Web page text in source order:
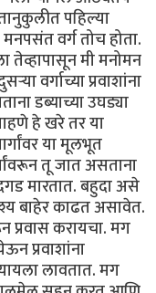
पहिल्या
वर्ग तोच होता.
तेव्हापासून मी मनोमन
वर्गाच्या प्रवाशांना
डब्याच्या उघड्या
हे खरे तर या
या मूलभूत
तू जात असताना
मारतात. बहुदा असे
बाहेर काढत असावेत.
प्रवास करायचा. मग
प्रवाशांना
लावतात. मग